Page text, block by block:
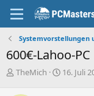
Systemvorstellungen
600€-Lahoo-PC
E
s
TheMich
E16. Juli